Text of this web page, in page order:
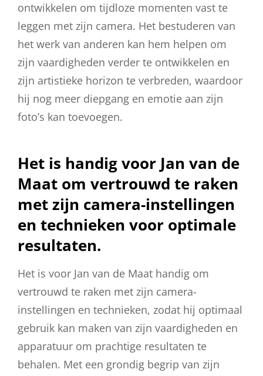
ontwikkelen om tijdloze momenten vast te
leggen met zijn camera. Het bestuderen van
het werk van anderen kan hem helpen om
zijn vaardigheden verder te ontwikkelen en
zijn artistieke horizon te verbreden, waardoor
hij nog meer diepgang en emotie aan zijn
foto’s kan toevoegen.
Het is handig voor Jan van de
Maat om vertrouwd te raken
met zijn camera-instellingen
en technieken voor optimale
resultaten.
Het is voor Jan van de Maat handig om
vertrouwd te raken met zijn camera-
instellingen en technieken, zodat hij optimaal
gebruik kan maken van zijn vaardigheden en
apparatuur om prachtige resultaten te
behalen. Met een grondig begrip van zijn